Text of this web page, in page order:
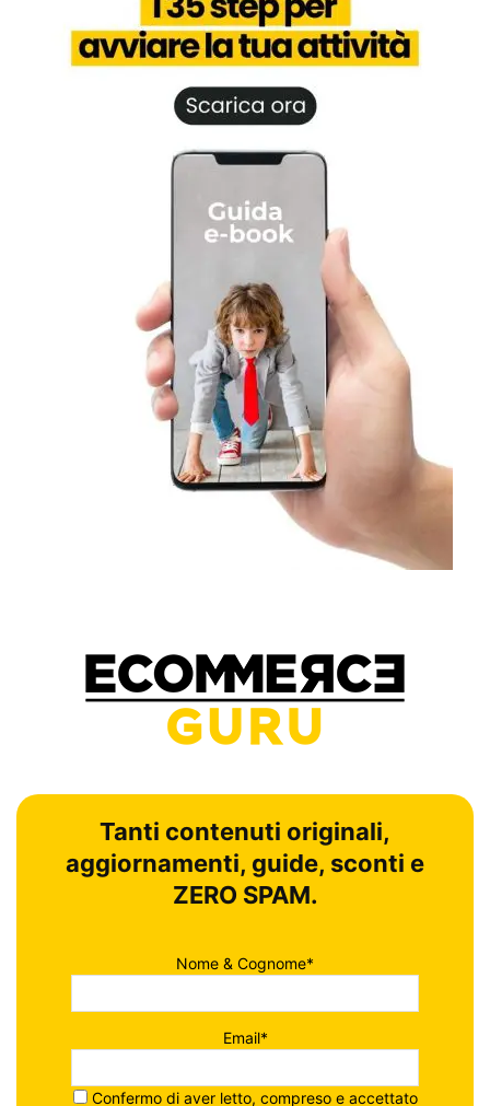
Tanti contenuti originali,
aggiornamenti, guide, sconti e
ZERO SPAM.
Nome & Cognome*
Email*
Confermo di aver letto, compreso e accettato